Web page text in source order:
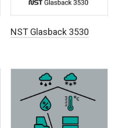
NST Glasback 3530